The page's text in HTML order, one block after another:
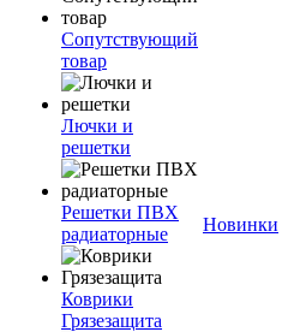
Сопутствующий
товар
Лючки и
решетки
Решетки ПВХ
радиаторные
Коврики
Грязезащита
Новинки